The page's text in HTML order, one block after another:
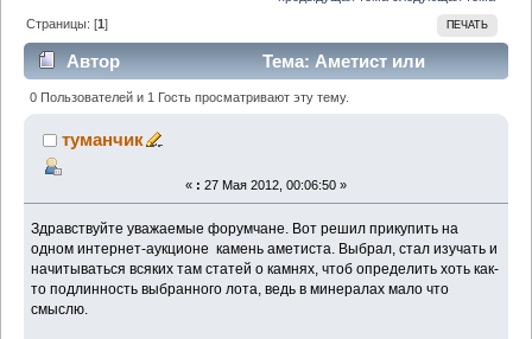
ПЕЧАТЬ
Страницы: [1]
Автор
Тема: Аметист или
подделка? (Прочитано 3699 раз)
0 Пользователей и 1 Гость просматривают эту тему.
туманчик
« : 27 Мая 2012, 00:06:50 »
Здравствуйте уважаемые форумчане. Вот решил прикупить на
одном интернет-аукционе камень аметиста. Выбрал, стал изучать и
начитываться всяких там статей о камнях, чтоб определить хоть как-
то подлинность выбранного лота, ведь в минералах мало что
смыслю.